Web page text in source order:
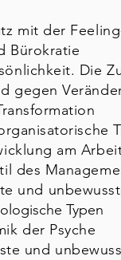
mit der
Bürokratie
Die
gegen
am
des
und
Typen
der Psyche
und